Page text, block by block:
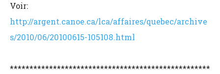
Voir:
http://argent.canoe.ca/lca/affaires/quebec/archive
s/2010/06/20100615-105108.html
***************************************************